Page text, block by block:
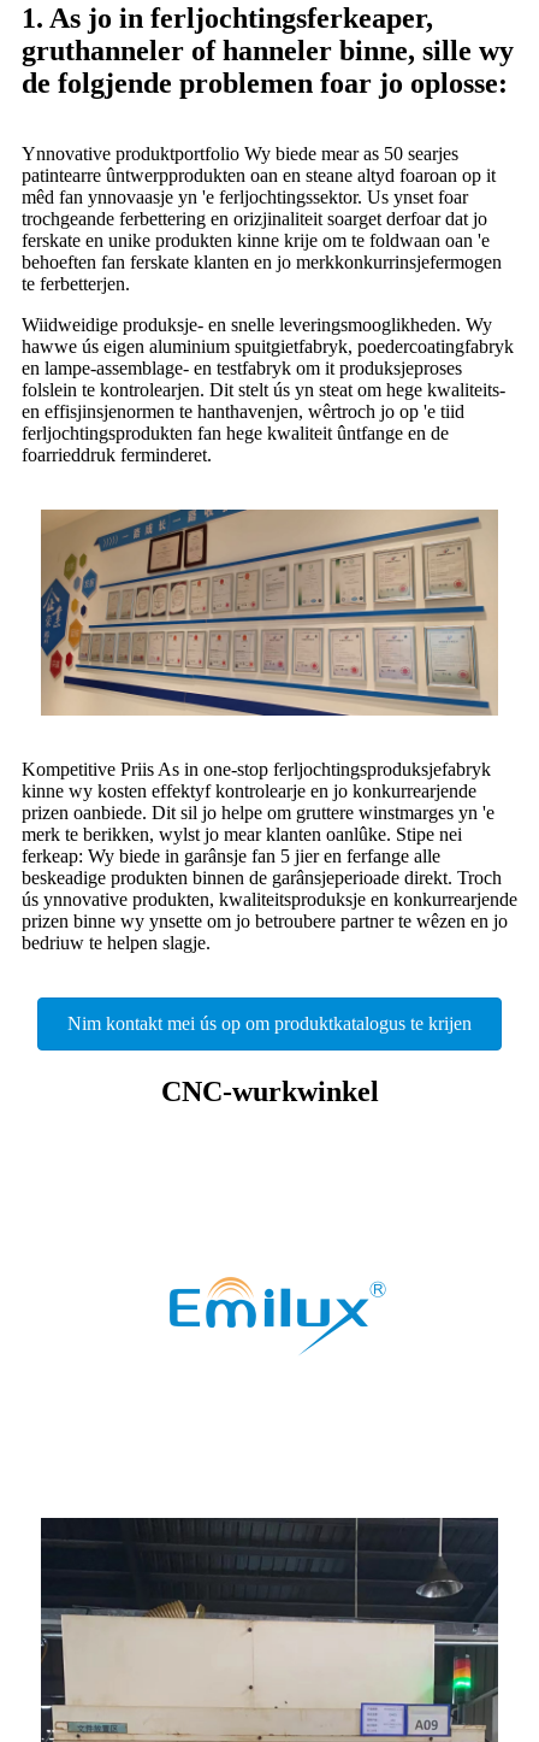
1. As jo ​​in ferljochtingsferkeaper,
gruthanneler of hanneler binne, sille wy
de folgjende problemen foar jo oplosse:
Ynnovative produktportfolio Wy biede mear as 50 searjes
patintearre ûntwerpprodukten oan en steane altyd foaroan op it
mêd fan ynnovaasje yn 'e ferljochtingssektor. Us ynset foar
trochgeande ferbettering en orizjinaliteit soarget derfoar dat jo
ferskate en unike produkten kinne krije om te foldwaan oan 'e
behoeften fan ferskate klanten en jo merkkonkurrinsjefermogen
te ferbetterjen.
Wiidweidige produksje- en snelle leveringsmooglikheden. Wy
hawwe ús eigen aluminium spuitgietfabryk, poedercoatingfabryk
en lampe-assemblage- en testfabryk om it produksjeproses
folslein te kontrolearjen. Dit stelt ús yn steat om hege kwaliteits-
en effisjinsjenormen te hanthavenjen, wêrtroch jo op 'e tiid
ferljochtingsprodukten fan hege kwaliteit ûntfange en de
foarrieddruk ferminderet.
Kompetitive Priis As in one-stop ferljochtingsproduksjefabryk
kinne wy ​​kosten effektyf kontrolearje en jo konkurrearjende
prizen oanbiede. Dit sil jo helpe om gruttere winstmarges yn 'e
merk te berikken, wylst jo mear klanten oanlûke. Stipe nei
ferkeap: Wy biede in garânsje fan 5 jier en ferfange alle
beskeadige produkten binnen de garânsjeperioade direkt. Troch
ús ynnovative produkten, kwaliteitsproduksje en konkurrearjende
prizen binne wy ​​​​ynsette om jo betroubere partner te wêzen en jo
bedriuw te helpen slagje.
Nim kontakt mei ús op om produktkatalogus te krijen
CNC-wurkwinkel